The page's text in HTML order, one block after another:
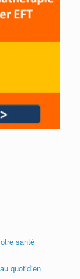
santé
quotidien